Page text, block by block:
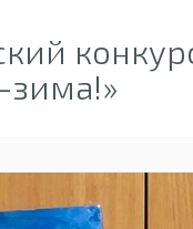
зима!»